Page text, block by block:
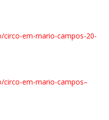
circo-em-mario-campos-20-
circo-em-mario-campos–